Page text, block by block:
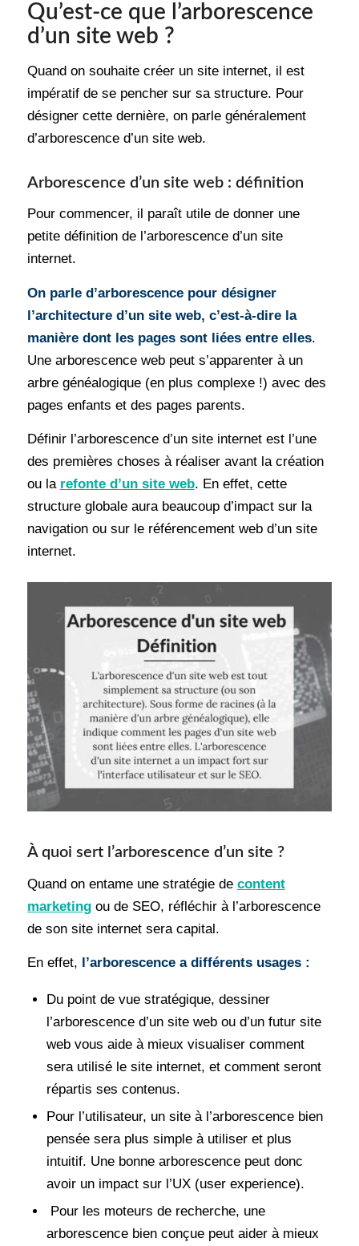
Qu’est-ce que l’arborescence
d’un site web ?
Quand on souhaite créer un site internet, il est
impératif de se pencher sur sa structure. Pour
désigner cette dernière, on parle généralement
d’arborescence d’un site web.
Arborescence d’un site web : définition
Pour commencer, il paraît utile de donner une
petite définition de l’arborescence d’un site
internet.
On parle d’arborescence pour désigner
l’architecture d’un site web, c’est-à-dire la
manière dont les pages sont liées entre elles.
Une arborescence web peut s’apparenter à un
arbre généalogique (en plus complexe !) avec des
pages enfants et des pages parents.
Définir l’arborescence d’un site internet est l’une
des premières choses à réaliser avant la création
ou la refonte d’un site web. En effet, cette
structure globale aura beaucoup d’impact sur la
navigation ou sur le référencement web d’un site
internet.
À quoi sert l’arborescence d’un site ?
Quand on entame une stratégie de content
marketingou de SEO, réfléchir à l’arborescence
de son site internet sera capital.
En effet, l’arborescence a différents usages :
Du point de vue stratégique, dessiner
l’arborescence d’un site web ou d’un futur site
web vous aide à mieux visualiser comment
sera utilisé le site internet, et comment seront
répartis ses contenus.
Pour l’utilisateur, un site à l’arborescence bien
pensée sera plus simple à utiliser et plus
intuitif. Une bonne arborescence peut donc
avoir un impact sur l’UX (user experience).
Pour les moteurs de recherche, une
arborescence bien conçue peut aider à mieux